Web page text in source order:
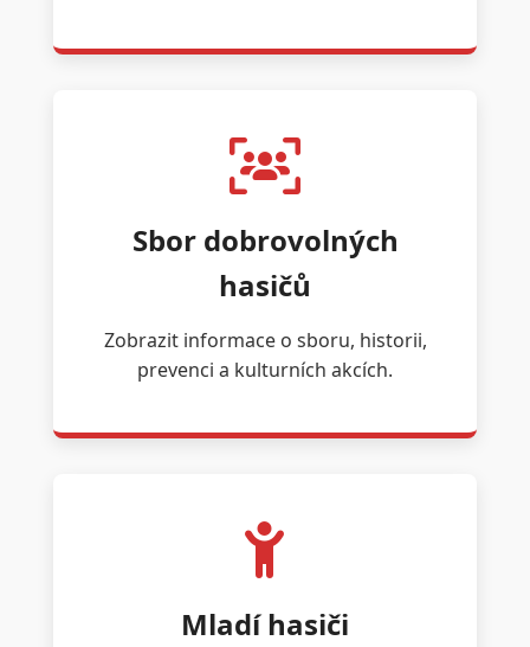
Sbor dobrovolných
hasičů
Zobrazit informace o sboru, historii,
prevenci a kulturních akcích.
Mladí hasiči